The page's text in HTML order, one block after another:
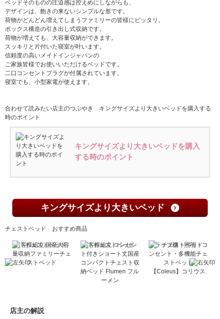
ベッドそのものの圧迫感は控えめにしながらも、
デザインは、飽きの来ないシンプルな形です。
荷物がどんどん増えてしまうファミリーの皆様にピッタリ。
ボックス構造の引き出し式収納です。
荷物が増えても、大容量収納ができます。
スッキリと片付いた寝室が叶います。
信頼度の高いメイドインジャパンの
ご家族皆様でお使いいただけるベッドです。
二口コンセントプラグが付属されています。
寝室でも、小型家電が使えます。
合わせて読みたい店主のつぶやき キングサイズより大きいベッドを購入する
時のポイント
キングサイズより大きいベッドを購入
する時のポイント
キングサイズより大きいベッド
チェストベッド おすすめ商品
お客様組立 国産大容
量収納ファミリーチェ
ストベッド
お客様組立 コンセン
ト付きショート丈国産
コンパクトチェスト収
納ベッド Flumen フル
ーメン
フラップ棚・照明・コ
ンセント・多機能チェ
ストベッド
【Coleus】コリウス
店主の解説